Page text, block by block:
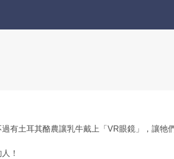
有土耳其酪農讓乳牛戴上「VR眼鏡」，讓牠
！